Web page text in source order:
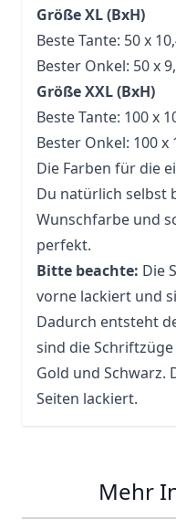
Größe XL (BxH)
Beste Tante: 50 x
Bester Onkel: 50 x
Größe XXL (BxH)
Beste Tante: 100 x
Bester Onkel: 100 x
Die Farben für die
Du natürlich selbst
Wunschfarbe und
perfekt.
Bitte beachte: Die
vorne lackiert und
Dadurch entsteht
sind die Schriftzüge
Gold und Schwarz.
Seiten lackiert.
Mehr